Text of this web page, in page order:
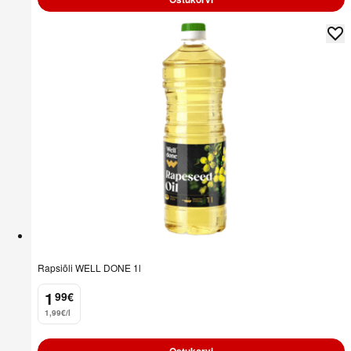
Rapsiõli WELL DONE 1l
1
. 99€
1,99€/l